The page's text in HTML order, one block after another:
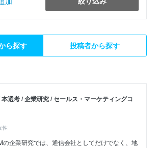
ら探す 投稿者から探す
本選考 / 企業研究 / セールス・マーケティングコ
性
の企業研究では、通信会社としてだけでなく、地